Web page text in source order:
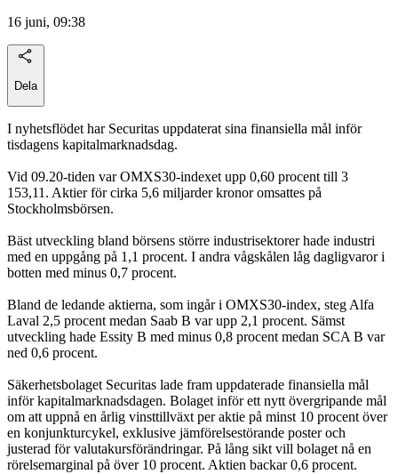
16 juni, 09:38
Dela
I nyhetsflödet har Securitas uppdaterat sina finansiella mål inför
tisdagens kapitalmarknadsdag.
Vid 09.20-tiden var OMXS30-indexet upp 0,60 procent till 3
153,11. Aktier för cirka 5,6 miljarder kronor omsattes på
Stockholmsbörsen.
Bäst utveckling bland börsens större industrisektorer hade industri
med en uppgång på 1,1 procent. I andra vågskålen låg dagligvaror i
botten med minus 0,7 procent.
Bland de ledande aktierna, som ingår i OMXS30-index, steg Alfa
Laval 2,5 procent medan Saab B var upp 2,1 procent. Sämst
utveckling hade Essity B med minus 0,8 procent medan SCA B var
ned 0,6 procent.
Säkerhetsbolaget Securitas lade fram uppdaterade finansiella mål
inför kapitalmarknadsdagen. Bolaget inför ett nytt övergripande mål
om att uppnå en årlig vinsttillväxt per aktie på minst 10 procent över
en konjunkturcykel, exklusive jämförelsestörande poster och
justerad för valutakursförändringar. På lång sikt vill bolaget nå en
rörelsemarginal på över 10 procent. Aktien backar 0,6 procent.